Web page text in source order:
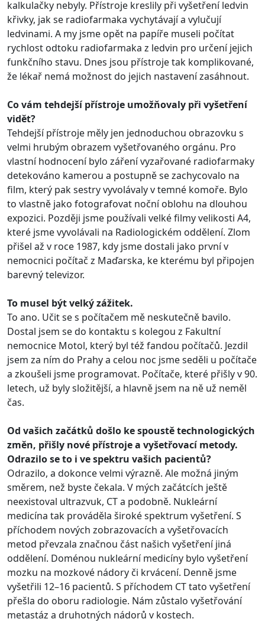
kalkulačky nebyly. Přístroje kreslily při vyšetření ledvin
křivky, jak se radiofarmaka vychytávají a vylučují
ledvinami. A my jsme opět na papíře museli počítat
rychlost odtoku radiofarmaka z ledvin pro určení jejich
funkčního stavu. Dnes jsou přístroje tak komplikované,
že lékař nemá možnost do jejich nastavení zasáhnout.
Co vám tehdejší přístroje umožňovaly při vyšetření
vidět?
Tehdejší přístroje měly jen jednoduchou obrazovku s
velmi hrubým obrazem vyšetřovaného orgánu. Pro
vlastní hodnocení bylo záření vyzařované radiofarmaky
detekováno kamerou a postupně se zachycovalo na
film, který pak sestry vyvolávaly v temné komoře. Bylo
to vlastně jako fotografovat noční oblohu na dlouhou
expozici. Později jsme používali velké filmy velikosti A4,
které jsme vyvolávali na Radiologickém oddělení. Zlom
přišel až v roce 1987, kdy jsme dostali jako první v
nemocnici počítač z Maďarska, ke kterému byl připojen
barevný televizor.
To musel být velký zážitek.
To ano. Učit se s počítačem mě neskutečně bavilo.
Dostal jsem se do kontaktu s kolegou z Fakultní
nemocnice Motol, který byl též fandou počítačů. Jezdil
jsem za ním do Prahy a celou noc jsme seděli u počítače
a zkoušeli jsme programovat. Počítače, které přišly v 90.
letech, už byly složitější, a hlavně jsem na ně už neměl
čas.
Od vašich začátků došlo ke spoustě technologických
změn, přišly nové přístroje a vyšetřovací metody.
Odrazilo se to i ve spektru vašich pacientů?
Odrazilo, a dokonce velmi výrazně. Ale možná jiným
směrem, než byste čekala. V mých začátcích ještě
neexistoval ultrazvuk, CT a podobně. Nukleární
medicína tak prováděla široké spektrum vyšetření. S
příchodem nových zobrazovacích a vyšetřovacích
metod převzala značnou část našich vyšetření jiná
oddělení. Doménou nukleární medicíny bylo vyšetření
mozku na mozkové nádory či krvácení. Denně jsme
vyšetřili 12–16 pacientů. S příchodem CT tato vyšetření
přešla do oboru radiologie. Nám zůstalo vyšetřování
metastáz a druhotných nádorů v kostech.